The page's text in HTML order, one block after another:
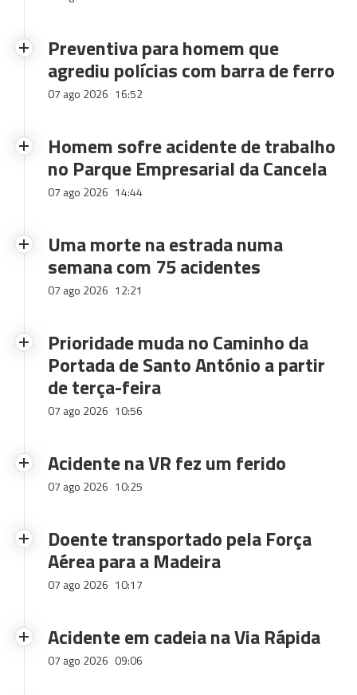
Preventiva para homem que
agrediu polícias com barra de ferro
07 ago 2026 16:52
Homem sofre acidente de trabalho
no Parque Empresarial da Cancela
07 ago 2026 14:44
Uma morte na estrada numa
semana com 75 acidentes
07 ago 2026 12:21
Prioridade muda no Caminho da
Portada de Santo António a partir
de terça-feira
07 ago 2026 10:56
Acidente na VR fez um ferido
07 ago 2026 10:25
Doente transportado pela Força
Aérea para a Madeira
07 ago 2026 10:17
Acidente em cadeia na Via Rápida
07 ago 2026 09:06